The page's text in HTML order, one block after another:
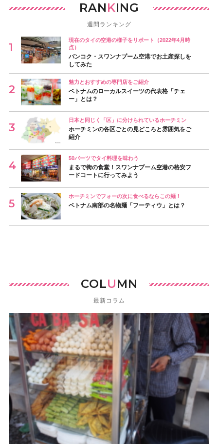
RANKING
週間ランキング
現在のタイの空港の様子をリポート（2022年4月時
点）
バンコク・スワンナプーム空港でお土産探しを
してみた
魅力とおすすめの専門店をご紹介
ベトナムのローカルスイーツの代表格「チェ
ー」とは？
日本と同じく「区」に分けられているホーチミン
ホーチミンの各区ごとの見どころと雰囲気をご
紹介
50バーツでタイ料理を味わう
まるで街の食堂！スワンナプーム空港の格安フ
ードコートに行ってみよう
ホーチミンでフォーの次に食べるならこの麺！
ベトナム南部の名物麺「フーティウ」とは？
COLUMN
最新コラム